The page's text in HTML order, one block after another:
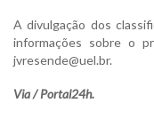
A divulgação dos
informações sobre o
jvresende@uel.br.
Via / Portal24h.